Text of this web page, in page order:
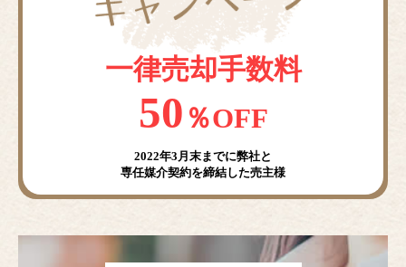
一律売却手数料
50 ％OFF
2022年3月末までに弊社と
専任媒介契約を締結した売主様